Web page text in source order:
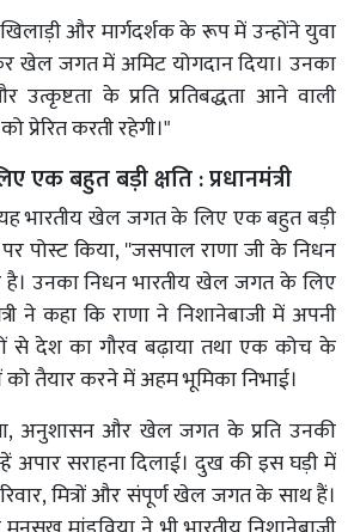
खिलाड़ी और मार्गदर्शक के रूप में उन्होंने युवा
खेल जगत में अमिट योगदान दिया। उनका
के प्रति प्रतिबद्धता आने वाली
प्रेरित करती रहेगी।"
बहुत बड़ी क्षति : प्रधानमंत्री
यह भारतीय खेल जगत के लिए एक बहुत बड़ी
पर पोस्ट किया, ''जसपाल राणा जी के निधन
उनका निधन भारतीय खेल जगत के लिए
ने कहा कि राणा ने निशानेबाजी में अपनी
से देश का गौरव बढ़ाया तथा एक कोच के
तैयार करने में अहम भूमिका निभाई।
अनुशासन और खेल जगत के प्रति उनकी
अपार सराहना दिलाई। दुख की इस घड़ी में
मित्रों और संपूर्ण खेल जगत के साथ हैं।